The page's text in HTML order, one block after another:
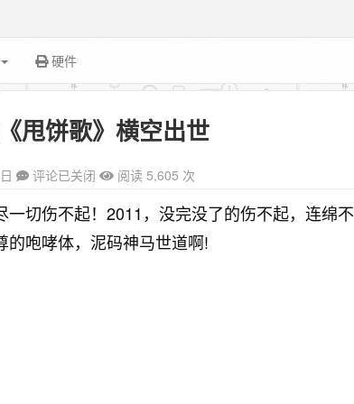
硬件
甩饼歌》横空出世
评论已关闭 阅读 5,605 次
切伤不起！2011，没完没了的伤不起，连绵不
咆哮体，泥码神马世道啊!